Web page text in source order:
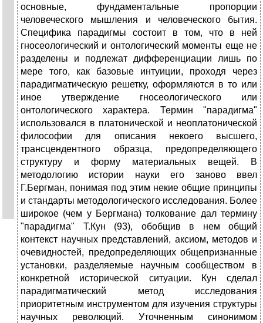
основные, фундаментальные пропорции
человеческого мышления и человеческого бытия.
Специфика парадигмы состоит в том, что в ней
гносеологический и онтологический моменты еще не
разделены и подлежат дифференциации лишь по
мере того, как базовые интуиции, проходя через
парадигматическую решетку, оформляются в то или
иное утверждение гносеологического или
онтологического характера. Термин "парадигма"
использовался в платонической и неоплатонической
философии для описания некоего высшего,
трансцендентного образца, предопределяющего
структуру и форму материальных вещей. В
методологию истории науки его заново ввел
Г.Бергман, понимая под этим некие общие принципы
и стандарты методологического исследования. Более
широкое (чем у Бергмана) толкование дал термину
"парадигма" Т.Кун (93), обобщив в нем общий
контекст научных представлений, аксиом, методов и
очевидностей, предопределяющих общепризнанные
установки, разделяемые научным сообществом в
конкретной исторической ситуации. Кун сделал
парадигматический метод исследования
приоритетным инструментом для изучения структуры
научных революций. Уточненным синонимом